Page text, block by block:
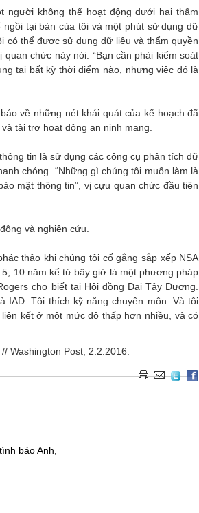
người không thể hoạt động dưới hai thẩm
tại bàn của tôi và một phút sử dụng dữ
có thể được sử dụng dữ liệu và thẩm quyền
chức này nói. “Bạn cần phải kiểm soát
tại bất kỳ thời điểm nào, nhưng việc đó là
về những nét khái quát của kế hoạch đã
tài trợ hoạt động an ninh mạng.
tin là sử dụng các công cụ phân tích dữ
chóng. “Những gì chúng tôi muốn làm là
mật thông tin”, vị cựu quan chức đầu tiên
và nghiên cứu.
thảo khi chúng tôi cố gắng sắp xếp NSA
10 năm kể từ bây giờ là một phương pháp
cho biết tại Hội đồng Đại Tây Dương.
IAD. Tôi thích kỹ năng chuyên môn. Và tôi
kết ở một mức độ thấp hơn nhiều, và có
Washington Post, 2.2.2016.
báo Anh,